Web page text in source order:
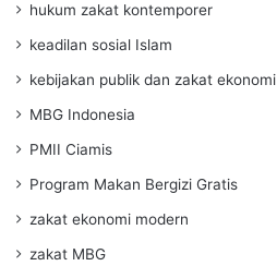
hukum zakat kontemporer
keadilan sosial Islam
kebijakan publik dan zakat ekonomi
MBG Indonesia
PMII Ciamis
Program Makan Bergizi Gratis
zakat ekonomi modern
zakat MBG